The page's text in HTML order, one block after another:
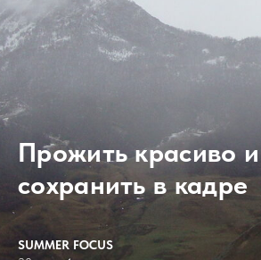
Прожить красиво и
сохранить в кадре
SUMMER FOCUS